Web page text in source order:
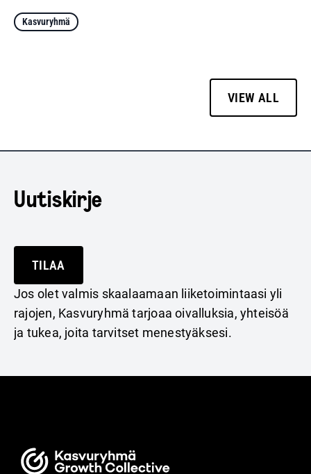
Kasvuryhmä
VIEW ALL
Uutiskirje
TILAA
Jos olet valmis skaalaamaan liiketoimintaasi yli
rajojen, Kasvuryhmä tarjoaa oivalluksia, yhteisöä
ja tukea, joita tarvitset menestyäksesi.